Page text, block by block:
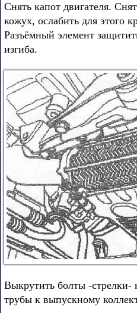
Снять капот двигателя.
кожух, ослабить для этого
Разъёмный элемент
изгиба.
Выкрутить болты -стрелки-
трубы к выпускному